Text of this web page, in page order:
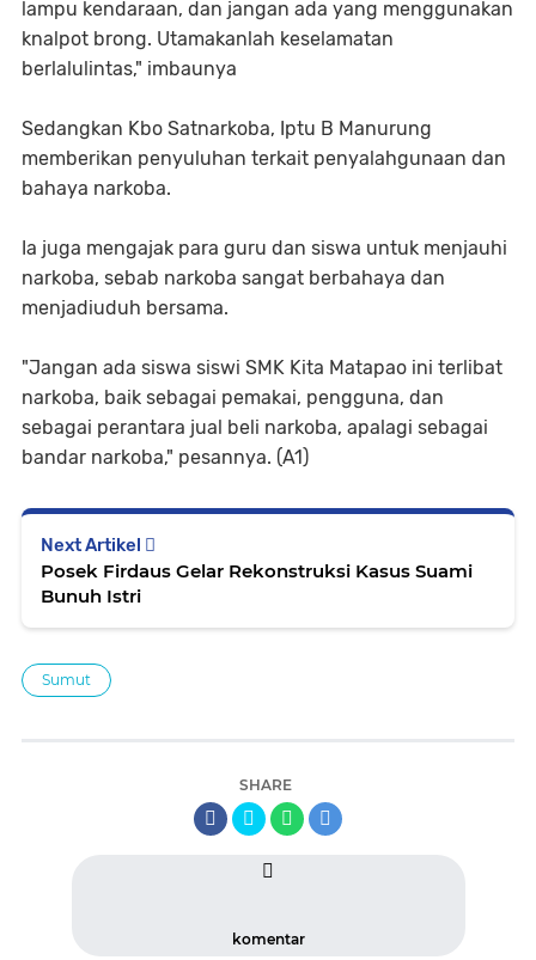
lampu kendaraan, dan jangan ada yang menggunakan
knalpot brong. Utamakanlah keselamatan
berlalulintas," imbaunya
Sedangkan Kbo Satnarkoba, Iptu B Manurung
memberikan penyuluhan terkait penyalahgunaan dan
bahaya narkoba.
Ia juga mengajak para guru dan siswa untuk menjauhi
narkoba, sebab narkoba sangat berbahaya dan
menjadiuduh bersama.
"Jangan ada siswa siswi SMK Kita Matapao ini terlibat
narkoba, baik sebagai pemakai, pengguna, dan
sebagai perantara jual beli narkoba, apalagi sebagai
bandar narkoba," pesannya. (A1)
Next Artikel
Posek Firdaus Gelar Rekonstruksi Kasus Suami
Bunuh Istri
Sumut
SHARE
komentar